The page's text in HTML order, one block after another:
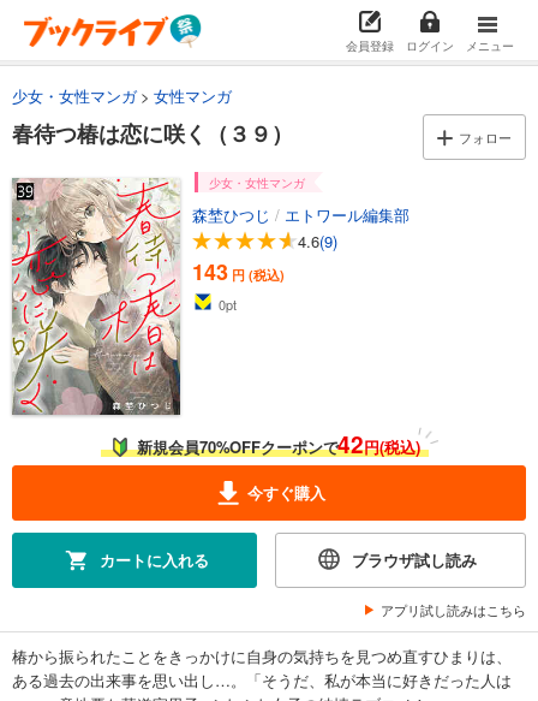
会員登録 ログイン メニュー
少女・女性マンガ 女性マンガ
春待つ椿は恋に咲く（３９） フォロー
少女・女性マンガ
森埜ひつじ / エトワール編集部
4.6(9)
143 円 (税込)
0pt
新規会員70%OFFクーポンで42円(税込)
今すぐ購入
カートに入れる ブラウザ試し読み
アプリ試し読みはこちら
椿から振られたことをきっかけに自身の気持ちを見つめ直すひまりは、
ある過去の出来事を思い出し…。「そうだ、私が本当に好きだった人は
試し読み
あらすじを表示する
春待つ椿は恋に咲く（２３）
121
円 (税込)
カート
あらすじを表示する
春待つ椿は恋に咲く（２４）
143円 (税込)
あらすじを表示する
143円 (税込)
試し読み
あらすじを表示する
143円 (税込)
カート